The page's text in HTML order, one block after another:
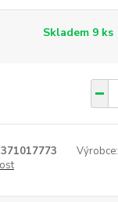
Skladem 9 ks
Výrobce: